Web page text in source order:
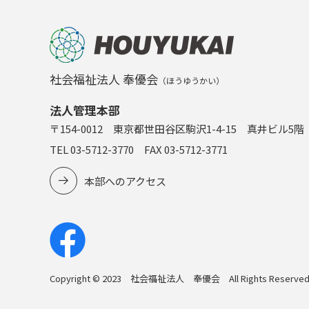
社会福祉法人 奉優会 （ほうゆうかい）
法人管理本部
〒154-0012 東京都世田谷区駒沢1-4-15 真井ビル5階
TEL 03-5712-3770 FAX 03-5712-3771
本部へのアクセス
Copyright © 2023 社会福祉法人 奉優会 All Rights